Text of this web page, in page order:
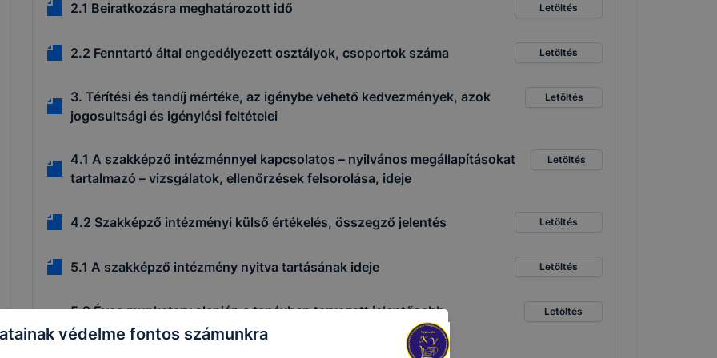
2.1 Beiratkozásra meghatározott idő Letöltés
2.2 Fenntartó által engedélyezett osztályok, csoportok száma Letöltés
3. Térítési és tandíj mértéke, az igénybe vehető kedvezmények, azok
jogosultsági és igénylési feltételei
Letöltés
4.1 A szakképző intézménnyel kapcsolatos – nyilvános megállapításokat
tartalmazó – vizsgálatok, ellenőrzések felsorolása, ideje
Letöltés
4.2 Szakképző intézményi külső értékelés, összegző jelentés Letöltés
5.1 A szakképző intézmény nyitva tartásának ideje Letöltés
5.2 Éves munkaterv alapján a tanévben tervezett jelentősebb
rendezvények, események időpontjai
Letöltés
védelme fontos számunkra